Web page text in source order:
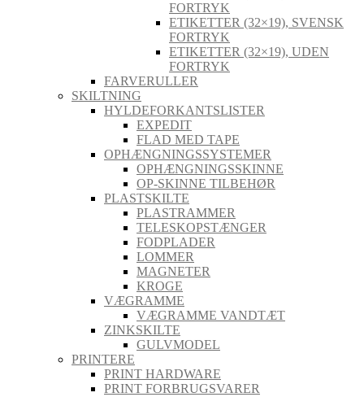
FORTRYK
ETIKETTER (32×19), SVENSK
FORTRYK
ETIKETTER (32×19), UDEN
FORTRYK
FARVERULLER
SKILTNING
HYLDEFORKANTSLISTER
EXPEDIT
FLAD MED TAPE
OPHÆNGNINGSSYSTEMER
OPHÆNGNINGSSKINNE
OP-SKINNE TILBEHØR
PLASTSKILTE
PLASTRAMMER
TELESKOPSTÆNGER
FODPLADER
LOMMER
MAGNETER
KROGE
VÆGRAMME
VÆGRAMME VANDTÆT
ZINKSKILTE
GULVMODEL
PRINTERE
PRINT HARDWARE
PRINT FORBRUGSVARER